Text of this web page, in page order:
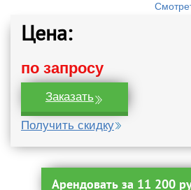
Цена:
по запросу
Заказать
Получить скидку
Арендовать за 11 200